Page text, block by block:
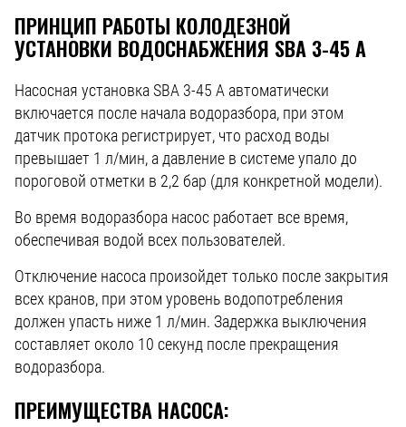
ПРИНЦИП РАБОТЫ КОЛОДЕЗНОЙ
УСТАНОВКИ ВОДОСНАБЖЕНИЯ SBA 3-45 A
Насосная установка SBA 3-45 A автоматически
включается после начала водоразбора, при этом
датчик протока регистрирует, что расход воды
превышает 1 л/мин, а давление в системе упало до
пороговой отметки в 2,2 бар (для конкретной модели).
Во время водоразбора насос работает все время,
обеспечивая водой всех пользователей.
Отключение насоса произойдет только после закрытия
всех кранов, при этом уровень водопотребления
должен упасть ниже 1 л/мин. Задержка выключения
составляет около 10 секунд после прекращения
водоразбора.
ПРЕИМУЩЕСТВА НАСОСА: